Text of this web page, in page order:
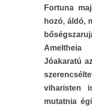
Fortuna
hozó, áldó,
Jóakaratú
viharisten
mutatnia